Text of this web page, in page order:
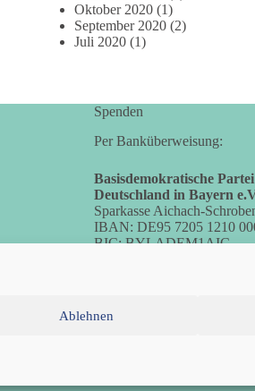
Ablehnen
Oktober 2020 (1)
September 2020 (2)
Juli 2020 (1)
Spenden
Per Banküberweisung:
Basisdemokratische Partei
Deutschland in Bayern
Sparkasse Aichach-
IBAN: DE95 7205 1210
BIC: BYLADEM1AIC
Richtlinie (EU)